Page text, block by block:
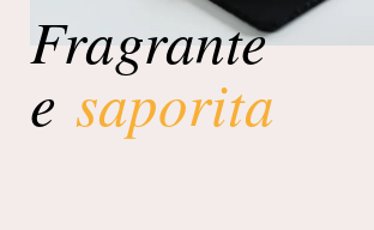
Fragrante
e saporita